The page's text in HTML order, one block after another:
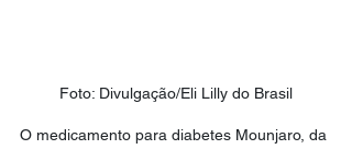
Foto: Divulgação/Eli Lilly do Brasil
O medicamento para diabetes Mounjaro, da